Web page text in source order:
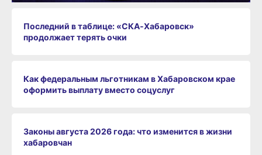
Последний в таблице: «СКА‑Хабаровск»
продолжает терять очки
Как федеральным льготникам в Хабаровском крае
оформить выплату вместо соцуслуг
Законы августа 2026 года: что изменится в жизни
хабаровчан